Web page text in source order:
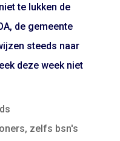
te lukken de
de gemeente
steeds naar
deze week niet
zelfs bsn's